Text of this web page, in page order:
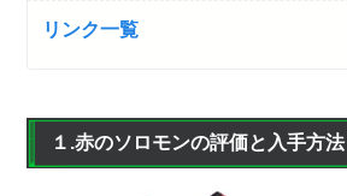
リンク一覧
１.赤のソロモンの評価と入手方法